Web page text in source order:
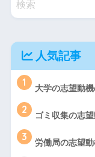
人気記事
1 大学の志望動
2 ゴミ収集の志
3 労働局の志望